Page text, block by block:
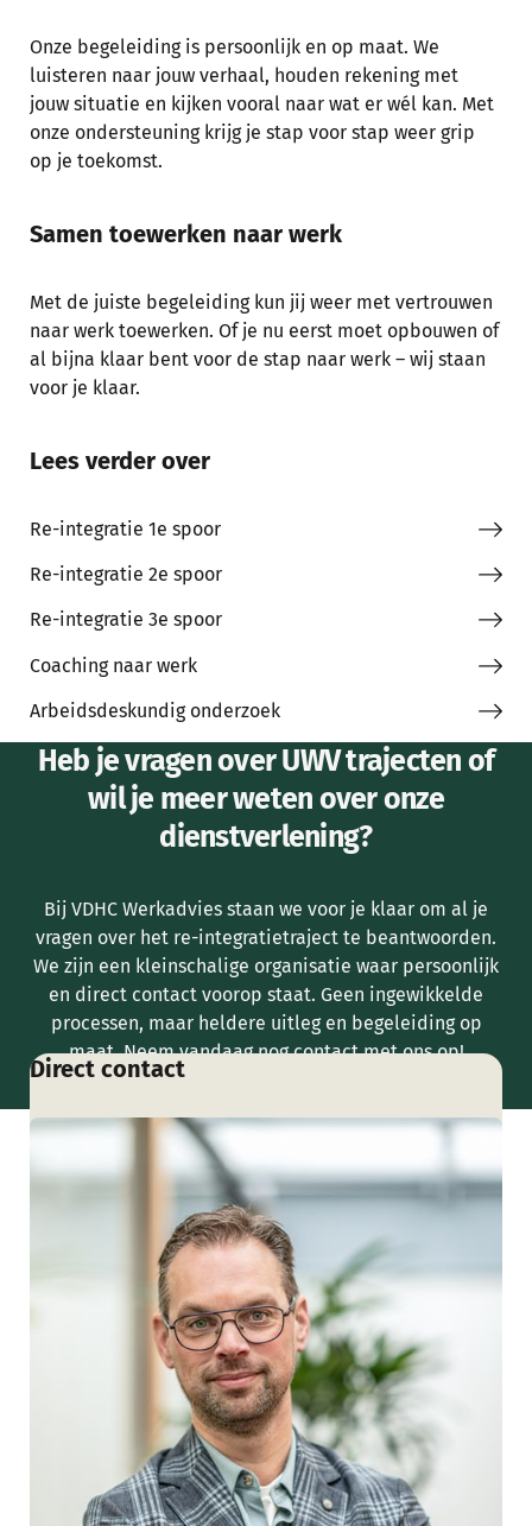
Onze begeleiding is persoonlijk en op maat. We
luisteren naar jouw verhaal, houden rekening met
jouw situatie en kijken vooral naar wat er wél kan. Met
onze ondersteuning krijg je stap voor stap weer grip
op je toekomst.
Samen toewerken naar werk
Met de juiste begeleiding kun jij weer met vertrouwen
naar werk toewerken. Of je nu eerst moet opbouwen of
al bijna klaar bent voor de stap naar werk – wij staan
voor je klaar.
Lees verder over
Re-integratie 1e spoor
Re-integratie 2e spoor
Re-integratie 3e spoor
Coaching naar werk
Arbeidsdeskundig onderzoek
Heb je vragen over UWV trajecten of
wil je meer weten over onze
dienstverlening?
Bij VDHC Werkadvies staan we voor je klaar om al je
vragen over het re-integratietraject te beantwoorden.
We zijn een kleinschalige organisatie waar persoonlijk
en direct contact voorop staat. Geen ingewikkelde
processen, maar heldere uitleg en begeleiding op
maat. Neem vandaag nog contact met ons op!
Direct contact